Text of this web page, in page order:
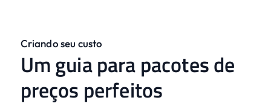
Criando seu custo
Um guia para pacotes de
preços perfeitos